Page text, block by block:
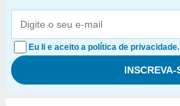
Eu li e aceito a política de privacidade.